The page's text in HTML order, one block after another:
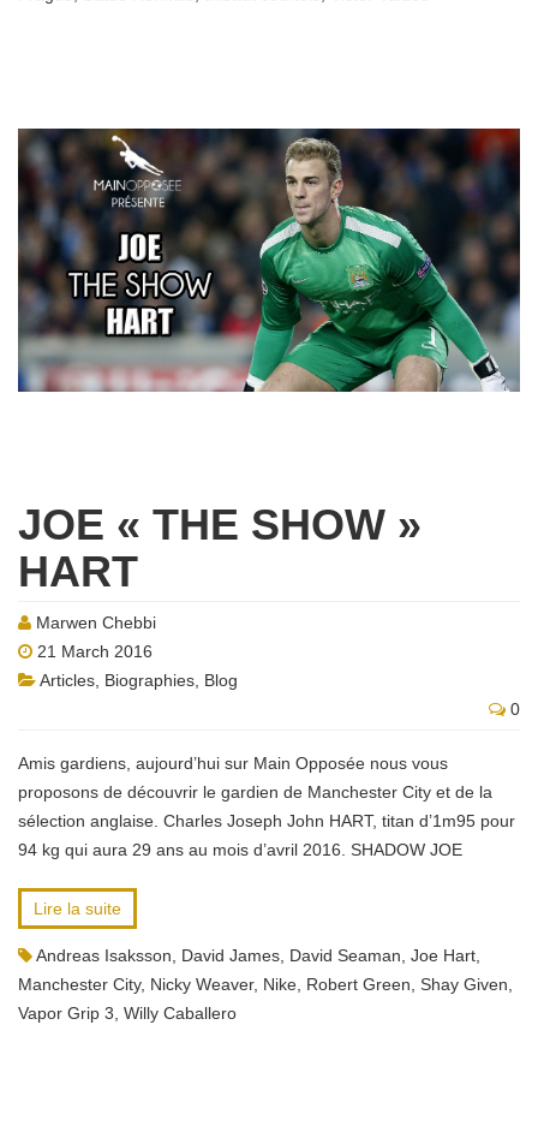
JOE « THE SHOW »
HART
Marwen Chebbi
21 March 2016
Articles Biographies Blog
0
Amis gardiens, aujourd’hui sur Main Opposée nous vous
proposons de découvrir le gardien de Manchester City et de la
sélection anglaise. Charles Joseph John HART, titan d’1m95 pour
94 kg qui aura 29 ans au mois d’avril 2016. SHADOW JOE
Lire la suite
Andreas Isaksson David James David Seaman Joe Hart
Manchester City, Nicky Weaver, Nike Robert Green Shay Given
Vapor Grip 3 Willy Caballero